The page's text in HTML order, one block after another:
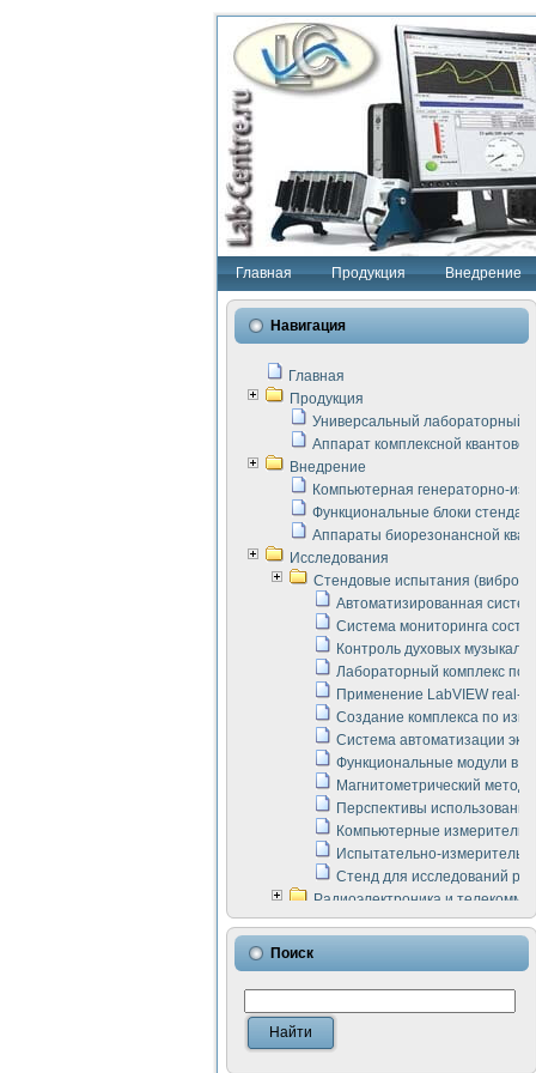
Главная Продукция Внедрение
Навигация
Главная
Продукция
Универсальный лабораторный
Аппарат комплексной
Внедрение
Компьютерная генераторно-
Функциональные блоки стенда
Аппараты биорезонансной
Исследования
Стендовые испытания
Автоматизированная
Система мониторинга
Контроль духовых
Лабораторный комплекс по
Применение LabVIEW real-
Создание комплекса по
Система автоматизации
Функциональные модули в
Магнитометрический метод
Перспективы
Компьютерные
Испытательно-
Стенд для исследований
Радиоэлектроника и
LabVIEW в расчетах
Аппаратно-программный
Виртуальный
Измерение шумовых
Измерительный
Инструменты для
Инструменты для
Поиск